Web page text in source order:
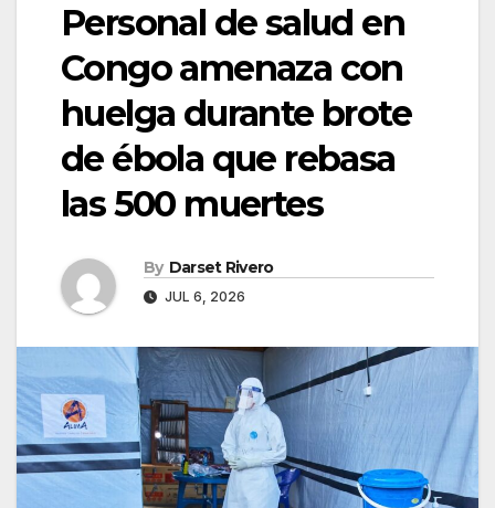
Personal de salud en
Congo amenaza con
huelga durante brote
de ébola que rebasa
las 500 muertes
By Darset Rivero
JUL 6, 2026